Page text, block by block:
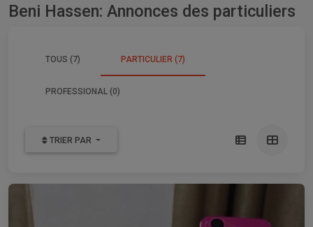
Beni Hassen: Annonces des particuliers
TOUS (7) PARTICULIER (7)
PROFESSIONAL (0)
TRIER PAR